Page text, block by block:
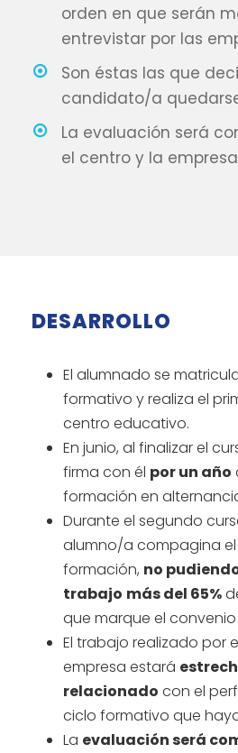
orden en que serán
entrevistar por las
Son éstas las que
candidato/a
La evaluación será
el centro y la
DESARROLLO
El alumnado se
formativo y realiza el
centro educativo.
En junio, al finalizar el
firma con él por un año
formación en
Durante el segundo
alumno/a compagina
formación, no
trabajo más del 65%
que marque el
El trabajo realizado por
empresa estará
relacionado con el
ciclo formativo que
La evaluación será